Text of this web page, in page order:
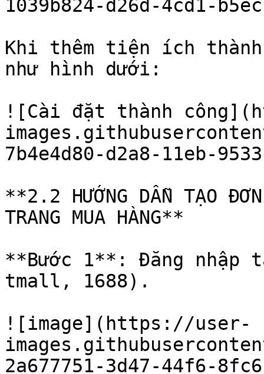
1039b824-d26d-4cd1-
Khi thêm tiện ích
như hình dưới:
![Cài đặt thành
7b4e4d80-d2a8-11eb-
**2.2 HƯỚNG DẪN TẠO
TRANG MUA HÀNG**
**Bước 1**: Đăng nhập
tmall, 1688).
![image](https://user-
2a677751-3d47-44f6-